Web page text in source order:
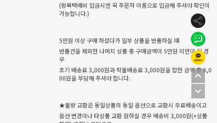
(왕복택배비 입금시엔 꼭 주문자 이름으로 입금해 주셔야 확인이
가능합니다.)
5만원 이상 구매 하셨다가 일부 상품을 반품하실 때
반품건을 제외한 나머지 상품 총 구매금액이 5만원 미만이 될 경
우
초기 배송료 3,000원과 착불배송료 3,000원을 합한 금액 총 6,0
00원을 부담해 주셔야 합니다.
★불량 교환은 동일상품의 동일 옵션으로 교환시 무료배송이고
옵션 변경이나 타상품 교환 원하실 경우 배송비 3,000원(+상품